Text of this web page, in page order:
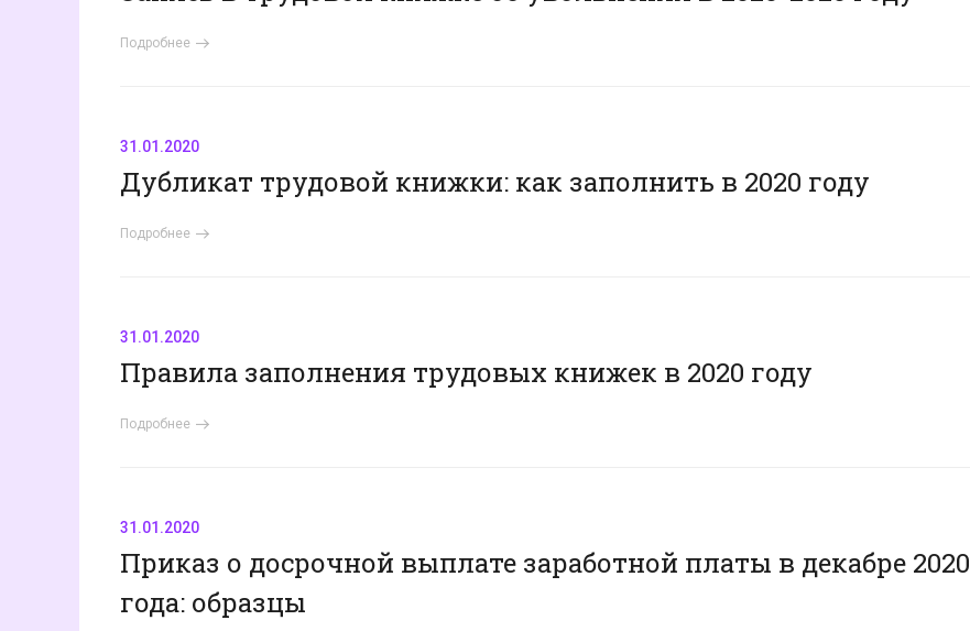
Подробнее
31.01.2020
Дубликат трудовой книжки: как заполнить в 2020 году
Подробнее
31.01.2020
Правила заполнения трудовых книжек в 2020 году
Подробнее
31.01.2020
Приказ о досрочной выплате заработной платы в декабре 2020
года: образцы